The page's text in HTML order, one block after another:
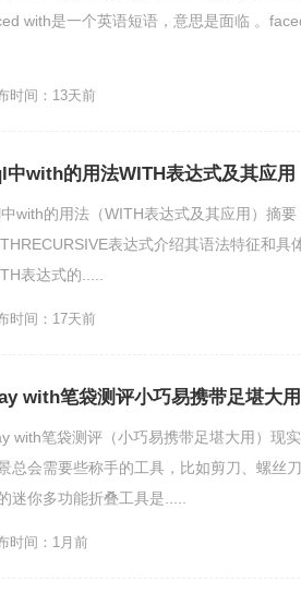
with是一个英语短语，意思是面临 。
时间：13天前
中with的用法WITH表达式及其应用
with的用法（WITH表达式及其应用）摘
表达式介绍其语法特征和
表达式的.....
时间：17天前
with笔袋测评小巧易携带足堪大用
with笔袋测评（小巧易携带足堪大用）现
总会需要些称手的工具，比如剪刀、螺丝
迷你多功能折叠工具是.....
时间：1月前